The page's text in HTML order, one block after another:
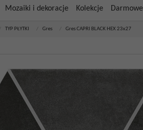
Mozaiki i dekoracje Kolekcje
TYP PŁYTKI Gres Gres CAPRI BLACK HEX 23x27